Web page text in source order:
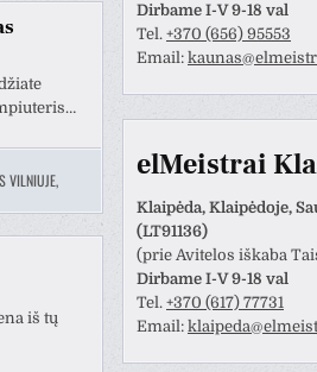
Anastazija Lukoševičienė
prieš 3 metų
paliko tik
VILNIUJE,
iš tų
Dirbame I-V 9-18 val
Tel. +370 (656) 95553
Email:
elMeistrai
Klaipėda, Klaipėdoje,
(LT91136)
(prie Avitelos iškaba
Dirbame I-V 9-18 val
Tel. +370 (617) 77731
Email: